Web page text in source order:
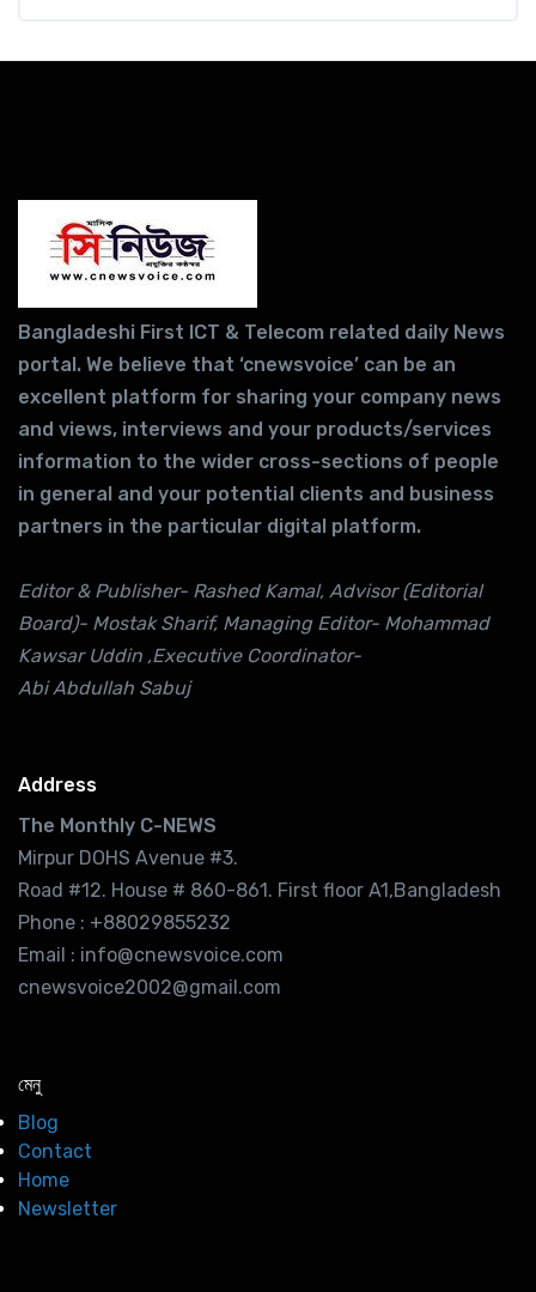
Bangladeshi First ICT & Telecom related daily News
portal. We believe that ‘cnewsvoice’ can be an
excellent platform for sharing your company news
and views, interviews and your products/services
information to the wider cross-sections of people
in general and your potential clients and business
partners in the particular digital platform.
Editor & Publisher- Rashed Kamal, Advisor (Editorial
Board)- Mostak Sharif, Managing Editor- Mohammad
Kawsar Uddin ,Executive Coordinator-
Abi Abdullah Sabuj
Address
The Monthly C-NEWS
Mirpur DOHS Avenue #3.
Road #12. House # 860-861. First floor A1,Bangladesh
Phone : +88029855232
Email : info@cnewsvoice.com
cnewsvoice2002@gmail.com
মেনু
Blog
Contact
Home
Newsletter